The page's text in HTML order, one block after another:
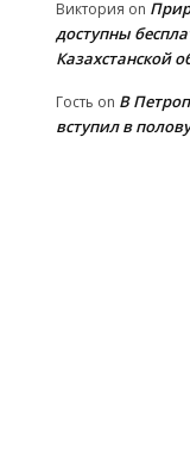
Виктория on
доступны
Казахстанской
Гость on В
вступил в